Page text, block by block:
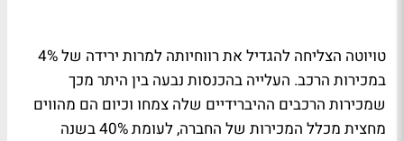
טויוטה הצליחה להגדיל את רווחיותה למרות ירידה של 4%
במכירות הרכב. העלייה בהכנסות נבעה בין היתר מכך
שמכירות הרכבים ההיברידיים שלה צמחו וכיום הם מהווים
מחצית מכלל המכירות של החברה, לעומת 40% בשנה